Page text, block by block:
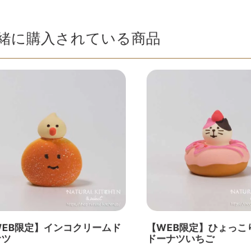
に購入されている商品
限定】インコクリームド
【WEB限定】ひょっこ
ドーナツいちご